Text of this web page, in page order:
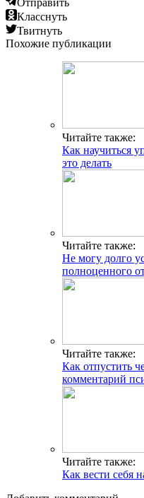
Класснуть
Твитнуть
Похожие публикации
Читайте также:
Как научиться
это делать
Читайте также:
Не могу долго
полноценного
Читайте также:
Как отпустить
комментарий
Читайте также:
Как вести себя